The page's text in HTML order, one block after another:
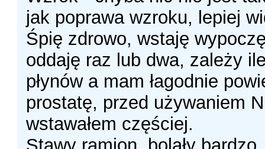
jak poprawa wzroku, lepiej
Śpię zdrowo, wstaję
oddaję raz lub dwa, zależy
płynów a mam łagodnie
prostatę, przed używaniem
wstawałem częściej.